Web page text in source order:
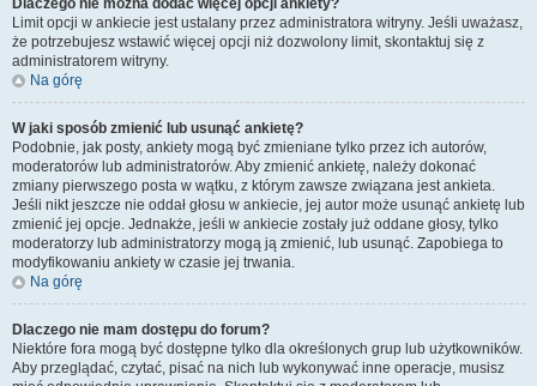
Dlaczego nie można dodać więcej opcji ankiety?
Limit opcji w ankiecie jest ustalany przez administratora witryny. Jeśli uważasz,
że potrzebujesz wstawić więcej opcji niż dozwolony limit, skontaktuj się z
administratorem witryny.
Na górę
W jaki sposób zmienić lub usunąć ankietę?
Podobnie, jak posty, ankiety mogą być zmieniane tylko przez ich autorów,
moderatorów lub administratorów. Aby zmienić ankietę, należy dokonać
zmiany pierwszego posta w wątku, z którym zawsze związana jest ankieta.
Jeśli nikt jeszcze nie oddał głosu w ankiecie, jej autor może usunąć ankietę lub
zmienić jej opcje. Jednakże, jeśli w ankiecie zostały już oddane głosy, tylko
moderatorzy lub administratorzy mogą ją zmienić, lub usunąć. Zapobiega to
modyfikowaniu ankiety w czasie jej trwania.
Na górę
Dlaczego nie mam dostępu do forum?
Niektóre fora mogą być dostępne tylko dla określonych grup lub użytkowników.
Aby przeglądać, czytać, pisać na nich lub wykonywać inne operacje, musisz